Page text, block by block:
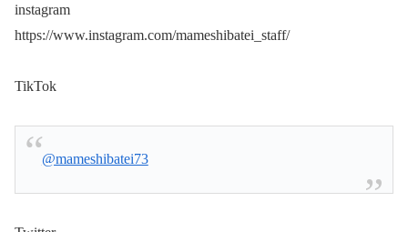
instagram
https://www.instagram.com/mameshibatei_staff/
TikTok
@mameshibatei73